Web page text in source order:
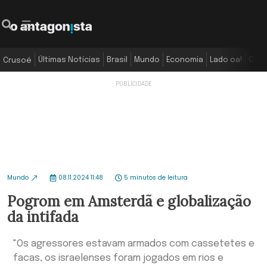
Crusoé Últimas Notícias Brasil Mundo Economia Lado oa!
Mundo 08.11.2024 11:48 5 minutos de leitura
Pogrom em Amsterdã e globalização
da intifada
"Os agressores estavam armados com cassetetes e
facas, os israelenses foram jogados em rios e